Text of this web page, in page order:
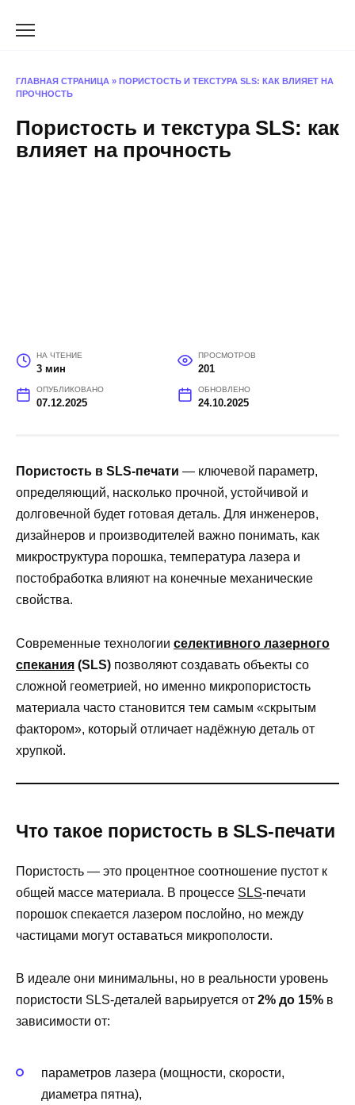
ГЛАВНАЯ СТРАНИЦА » ПОРИСТОСТЬ И ТЕКСТУРА SLS: КАК ВЛИЯЕТ НА
ПРОЧНОСТЬ
Пористость и текстура SLS: как
влияет на прочность
НА ЧТЕНИЕ
3 мин
ПРОСМОТРОВ
201
ОПУБЛИКОВАНО
07.12.2025
ОБНОВЛЕНО
24.10.2025
Пористость в SLS-печати — ключевой параметр,
определяющий, насколько прочной, устойчивой и
долговечной будет готовая деталь. Для инженеров,
дизайнеров и производителей важно понимать, как
микроструктура порошка, температура лазера и
постобработка влияют на конечные механические
свойства.
Современные технологии селективного лазерного
спекания (SLS) позволяют создавать объекты со
сложной геометрией, но именно микропористость
материала часто становится тем самым «скрытым
фактором», который отличает надёжную деталь от
хрупкой.
Что такое пористость в SLS-печати
Пористость — это процентное соотношение пустот к
общей массе материала. В процессе SLS-печати
порошок спекается лазером послойно, но между
частицами могут оставаться микрополости.
В идеале они минимальны, но в реальности уровень
пористости SLS-деталей варьируется от 2% до 15% в
зависимости от:
параметров лазера (мощности, скорости,
диаметра пятна),